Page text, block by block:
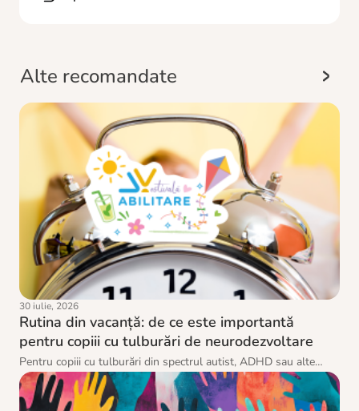
Alte recomandate
30 iulie, 2026
Rutina din vacanță: de ce este importantă
pentru copiii cu tulburări de neurodezvoltare
Pentru copiii cu tulburări din spectrul autist, ADHD sau alte
tulburări de neurodezvoltare, trecerea de la rutina școlii la
programul mai relaxat al vacanței poate fi dificilă. Schimbarea
De ce poate fi vacanța dificilă pentru copiii cu tulburări de